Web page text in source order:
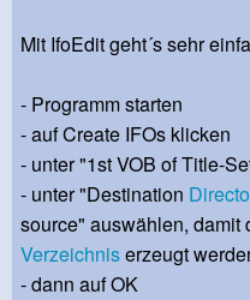
Mit IfoEdit geht´s sehr
- Programm starten
- auf Create IFOs klicken
- unter "1st VOB of Title-
- unter "Destination
source" auswählen, damit
Verzeichniserzeugt
- dann auf OK